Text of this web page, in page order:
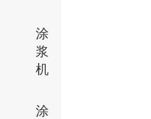
涂
浆
机
涂